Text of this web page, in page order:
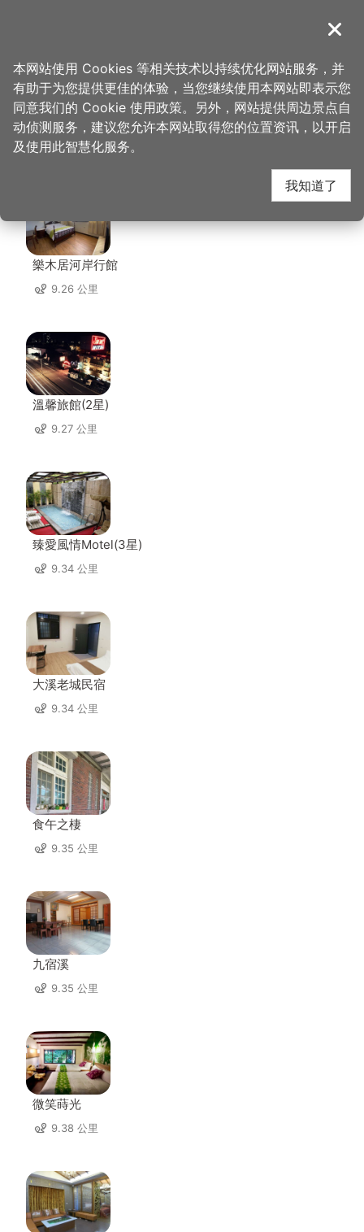
導覽
首页 > 想去的地方 > 美食、购物 > 善园客家小馆
善园客家小馆 周边住宿
樂木居河岸行館
9.26 公里
溫馨旅館(2星)
9.27 公里
臻愛風情Motel(3星)
9.34 公里
大溪老城民宿
9.34 公里
食午之棲
9.35 公里
九宿溪
9.35 公里
微笑蒔光
9.38 公里
关闭
本网站使用 Cookies 等相关技术以持续优化网站服务，并
有助于为您提供更佳的体验，当您继续使用本网站即表示您
同意我们的 Cookie 使用政策。另外，网站提供周边景点自
动侦测服务，建议您允许本网站取得您的位置资讯，以开启
及使用此智慧化服务。
我知道了